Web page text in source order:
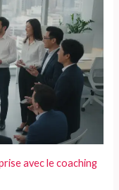
avec le coaching